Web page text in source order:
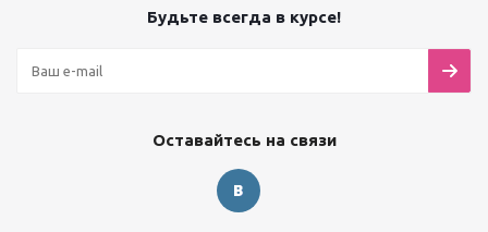
Будьте всегда в курсе!
Оставайтесь на связи